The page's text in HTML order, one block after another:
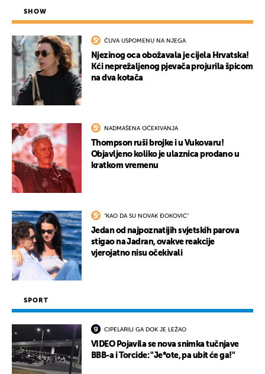
SHOW
ČUVA USPOMENU NA NJEGA
Njezinog oca obožavala je cijela Hrvatska!
Kći neprežaljenog pjevača projurila špicom
na dva kotača
NADMAŠENA OČEKIVANJA
Thompson ruši brojke i u Vukovaru!
Objavljeno koliko je ulaznica prodano u
kratkom vremenu
"KAO DA SU NOVAK ĐOKOVIĆ"
Jedan od najpoznatijih svjetskih parova
stigao na Jadran, ovakve reakcije
vjerojatno nisu očekivali
SPORT
CIPELARILI GA DOK JE LEŽAO
VIDEO Pojavila se nova snimka tučnjave
BBB-a i Torcide: "Je*ote, pa ubit će ga!"